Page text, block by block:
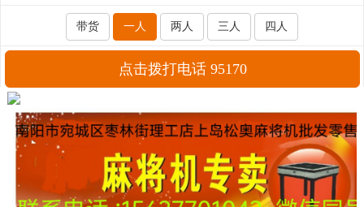
带货 一人 两人 三人 四人
点击拨打电话 95170